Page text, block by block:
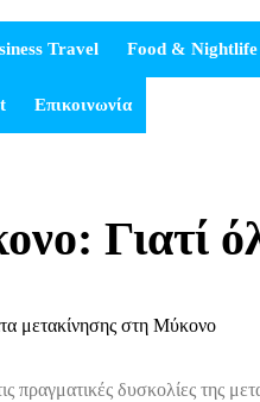
Travel Food & Nightlife
Επικοινωνία
Γιατί
δυσκολίες της